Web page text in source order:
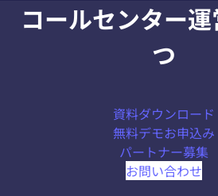
コールセンター
つ
資料ダウンロード
無料デモお申込み
パートナー募集
お問い合わせ